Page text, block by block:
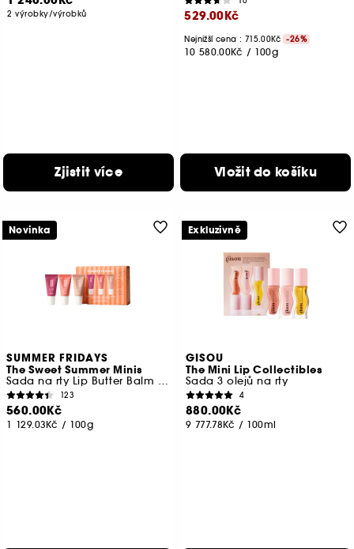
2 výrobky/výrobků
Zjistit více
529.00Kč
Nejnižší cena : 715.00Kč -26%
10 580.00Kč / 100g
Vložit do košíku
SUMMER FRIDAYS
The Sweet Summer Minis
Sada na rty Lip Butter Balm v limitované edici
123
560.00Kč
1 129.03Kč / 100g
Novinka
GISOU
The Mini Lip Collectibles
Sada 3 olejů na rty
4
880.00Kč
9 777.78Kč / 100ml
Exkluzivně